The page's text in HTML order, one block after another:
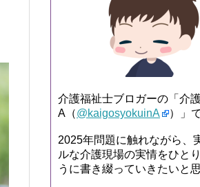
介護福祉士ブロガーの「介
A（@kaigosyokuinA ）」
2025年問題に触れながら、
ルな介護現場の実情をひと
うに書き綴っていきたいと